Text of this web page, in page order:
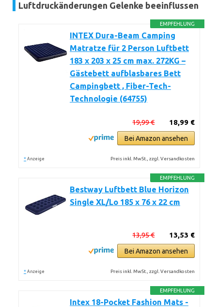
Luftdruckänderungen Gelenke beeinflussen
EMPFEHLUNG
INTEX Dura-Beam Camping
Matratze für 2 Person Luftbett
183 x 203 x 25 cm max. 272KG –
Gästebett aufblasbares Bett
Campingbett , Fiber-Tech-
Technologie (64755)
18,99 €
19,99 €
Bei Amazon ansehen
* Anzeige Preis inkl. MwSt., zzgl. Versandkosten
EMPFEHLUNG
Bestway Luftbett Blue Horizon
Single XL/Lo 185 x 76 x 22 cm
13,53 €
13,95 €
Bei Amazon ansehen
* Anzeige Preis inkl. MwSt., zzgl. Versandkosten
EMPFEHLUNG
Intex 18-Pocket Fashion Mats -